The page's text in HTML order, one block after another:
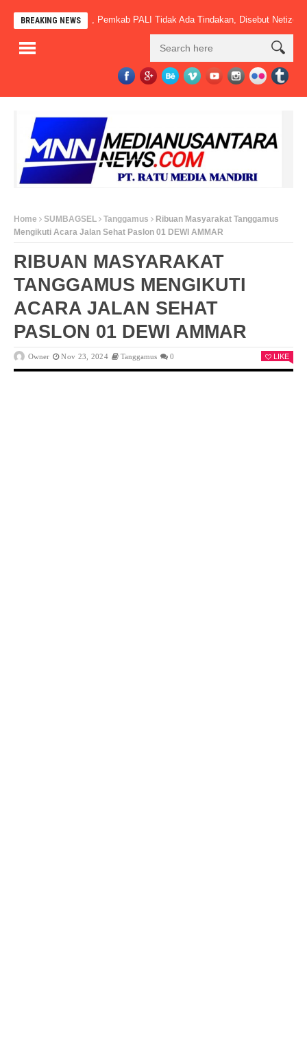
BREAKING NEWS
Beroperasi, Pemkab PALI Tidak Ada Tindakan, Disebut Netizen”
Home SUMBAGSEL Tanggamus
Ribuan Masyarakat Tanggamus
Mengikuti Acara Jalan Sehat Paslon 01 DEWI AMMAR
RIBUAN MASYARAKAT
TANGGAMUS MENGIKUTI
ACARA JALAN SEHAT
PASLON 01 DEWI AMMAR
Owner Nov 23, 2024 Tanggamus 0 LIKE